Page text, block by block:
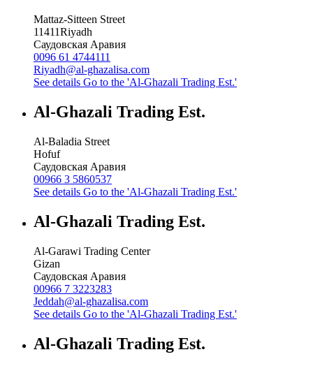
Mattaz-Sitteen Street
11411Riyadh
Саудовская Аравия
0096 61 4744111
Riyadh@al-ghazalisa.com
See details Go to the 'Al-Ghazali Trading Est.'
Al-Ghazali Trading Est.
Al-Baladia Street
Hofuf
Саудовская Аравия
00966 3 5860537
See details Go to the 'Al-Ghazali Trading Est.'
Al-Ghazali Trading Est.
Al-Garawi Trading Center
Gizan
Саудовская Аравия
00966 7 3223283
Jeddah@al-ghazalisa.com
See details Go to the 'Al-Ghazali Trading Est.'
Al-Ghazali Trading Est.